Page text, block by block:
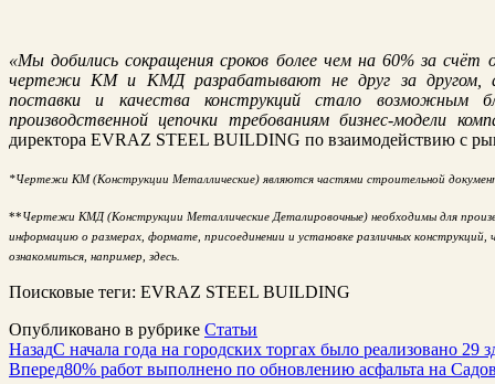
«Мы добились сокращения сроков более чем на 60% за счёт
чертежи КМ и КМД разрабатывают не друг за другом, а
поставки и качества конструкций стало возможным
производственной цепочки требованиям бизнес-модели
директора EVRAZ STEEL BUILDING по взаимодействию с
*Чертежи КМ (Конструкции Металлические) являются частями строительной
**Чертежи КМД (Конструкции Металлические Деталировочные) необходимы для
информацию о размерах, формате, присоединении и установке различных
ознакомиться, например, здесь
Поисковые теги: EVRAZ STEEL BUILDING
Опубликовано в рубрике Статьи
НазадС начала года на городских торгах было реализовано 29
Вперед80% работ выполнено по обновлению асфальта на